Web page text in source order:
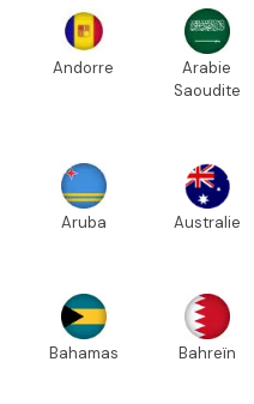
Andorre
Arabie
Saoudite
Aruba Australie
Bahamas Bahreïn